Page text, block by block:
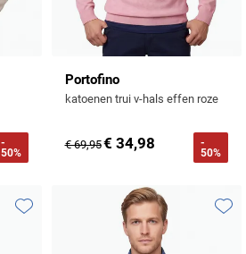
-
50%
Portofino
katoenen trui v-hals effen roze
€ 69,95€ 34,98
-
50%
Toevoegen aan favorieten